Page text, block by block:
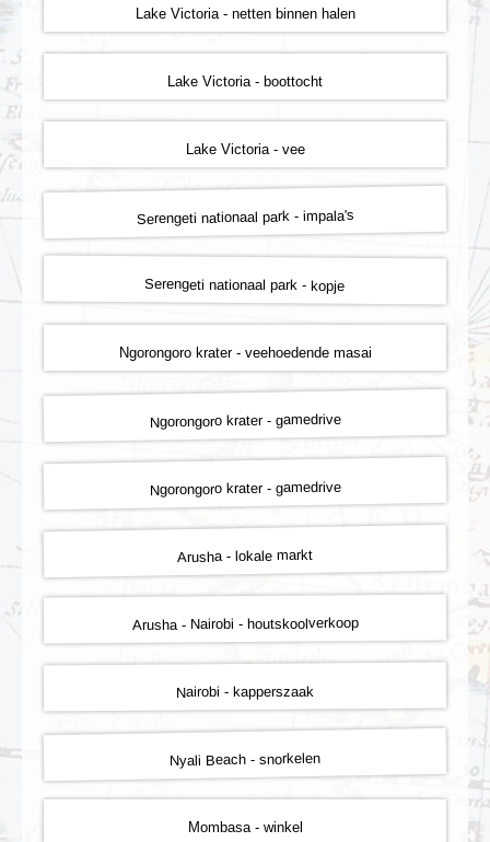
Lake Victoria - netten binnen halen
Lake Victoria - boottocht
Lake Victoria - vee
Serengeti nationaal park - impala's
Serengeti nationaal park - kopje
Ngorongoro krater - veehoedende masai
Ngorongoro krater - gamedrive
Ngorongoro krater - gamedrive
Arusha - lokale markt
Arusha - Nairobi - houtskoolverkoop
Nairobi - kapperszaak
Nyali Beach - snorkelen
Mombasa - winkel